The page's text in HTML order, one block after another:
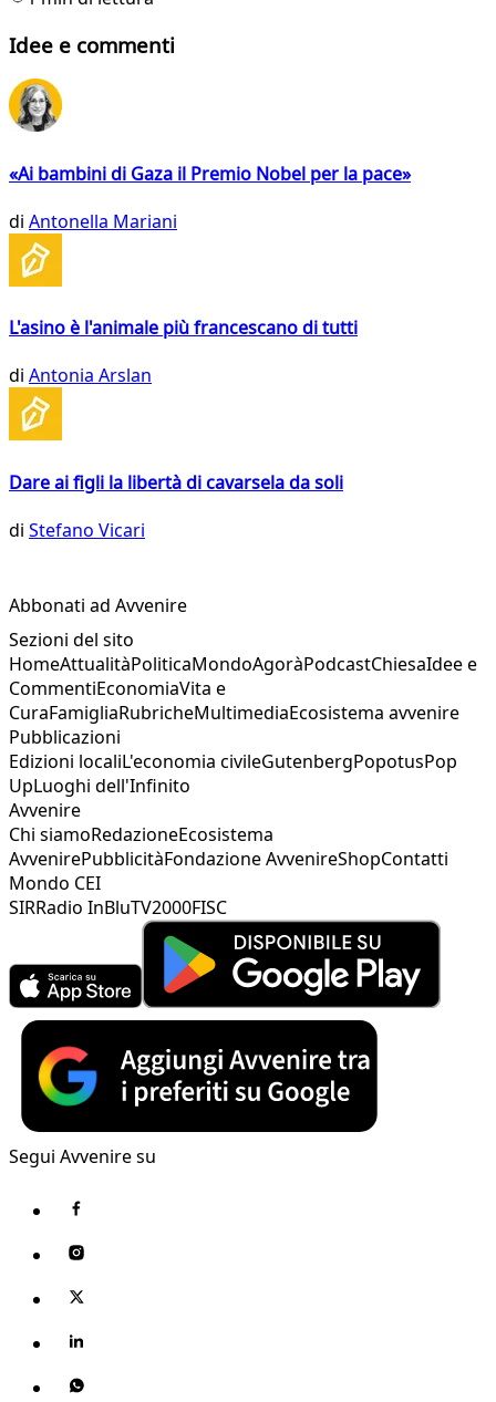
Idee e commenti
«Ai bambini di Gaza il Premio Nobel per la pace»
di Antonella Mariani
L'asino è l'animale più francescano di tutti
di Antonia Arslan
Dare ai figli la libertà di cavarsela da soli
di Stefano Vicari
Abbonati ad Avvenire
Sezioni del sito
HomeAttualitàPoliticaMondoAgoràPodcastChiesaIdee e
CommentiEconomiaVita e
CuraFamigliaRubricheMultimediaEcosistema avvenire
Pubblicazioni
Edizioni localiL'economia civileGutenbergPopotusPop
UpLuoghi dell'Infinito
Avvenire
Chi siamoRedazioneEcosistema
AvvenirePubblicitàFondazione AvvenireShopContatti
Mondo CEI
SIRRadio InBluTV2000FISC
Segui Avvenire su